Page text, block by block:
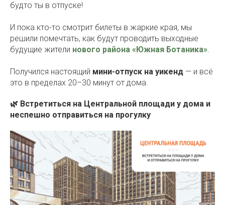
будто ты в отпуске!
И пока кто-то смотрит билеты в жаркие края, мы
решили помечтать, как будут проводить выходные
будущие жители нового района «Южная Ботаника».
Получился настоящий мини-отпуск на уикенд — и всё
это в пределах 20–30 минут от дома.
🌿 Встретиться на Центральной площади у дома и
неспешно отправиться на прогулку